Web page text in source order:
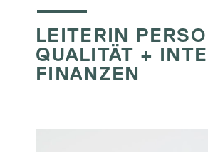
LEITERIN
QUALITÄT +
FINANZEN